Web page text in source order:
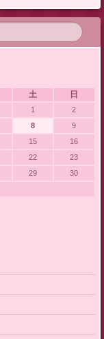
土 日
1
2
8
9
15
16
22
23
29
30